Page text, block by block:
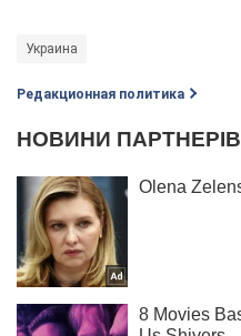
Украина
Редакционная политика